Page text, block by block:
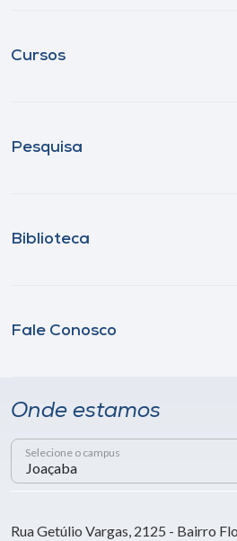
Cursos
Pesquisa
Biblioteca
Fale Conosco
Onde estamos
Selecione o campus
Rua Getúlio Vargas, 2125 - Bairro